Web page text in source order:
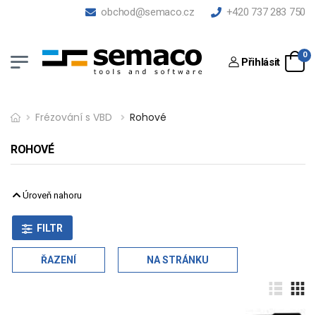
obchod@semaco.cz +420 737 283 750
Přihlásit
0
Frézování s VBD Rohové
ROHOVÉ
Úroveň nahoru
FILTR
ŘAZENÍ NA STRÁNKU